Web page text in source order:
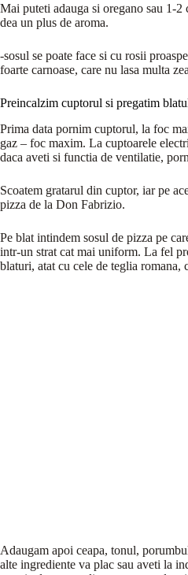
Mai puteti adauga si oregano sau 1-2
dea un plus de aroma.
-sosul se poate face si cu rosii
foarte carnoase, care nu lasa multa
Preincalzim cuptorul si pregatim
Prima data pornim cuptorul, la foc
gaz – foc maxim. La cuptoarele
daca aveti si functia de ventilatie,
Scoatem gratarul din cuptor, iar pe
pizza de la Don Fabrizio.
Pe blat intindem sosul de pizza pe
intr-un strat cat mai uniform. La fel
blaturi, atat cu cele de teglia romana,
Adaugam apoi ceapa, tonul,
alte ingrediente va plac sau aveti la